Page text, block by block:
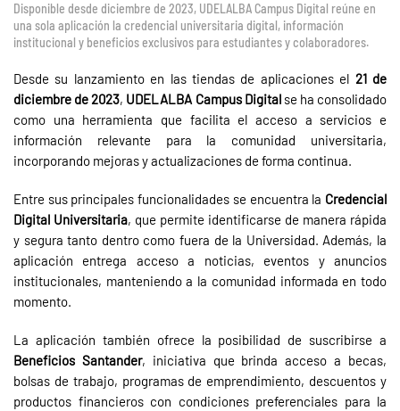
Disponible desde diciembre de 2023, UDELALBA Campus Digital reúne en
una sola aplicación la credencial universitaria digital, información
institucional y beneficios exclusivos para estudiantes y colaboradores.
Desde su lanzamiento en las tiendas de aplicaciones el 21 de
diciembre de 2023, UDELALBA Campus Digitalse ha consolidado
como una herramienta que facilita el acceso a servicios e
información relevante para la comunidad universitaria,
incorporando mejoras y actualizaciones de forma continua.
Entre sus principales funcionalidades se encuentra la Credencial
Digital Universitaria, que permite identificarse de manera rápida
y segura tanto dentro como fuera de la Universidad. Además, la
aplicación entrega acceso a noticias, eventos y anuncios
institucionales, manteniendo a la comunidad informada en todo
momento.
La aplicación también ofrece la posibilidad de suscribirse a
Beneficios Santander, iniciativa que brinda acceso a becas,
bolsas de trabajo, programas de emprendimiento, descuentos y
productos financieros con condiciones preferenciales para la